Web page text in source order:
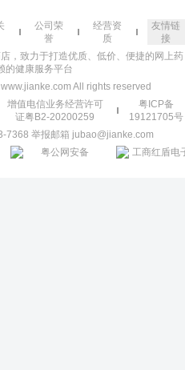
公司荣
誉
经营资
质
友情链
接
，致力于打造优质、低价、便捷的网上药
的健康服务平台
All rights reserved
增值电信业务经营许可
证粤B2-20200259
粤ICP备
19121705号
7368 举报邮箱 jubao@jianke.com